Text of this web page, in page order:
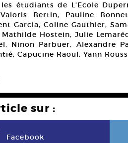
les étudiants de L’Ecole
Bertin, Pauline
Garcia, Coline Gauthier,
Hostein, Julie
Ninon Parbuer, Alexandre
Capucine Raoul, Yann
sur :
Facebook